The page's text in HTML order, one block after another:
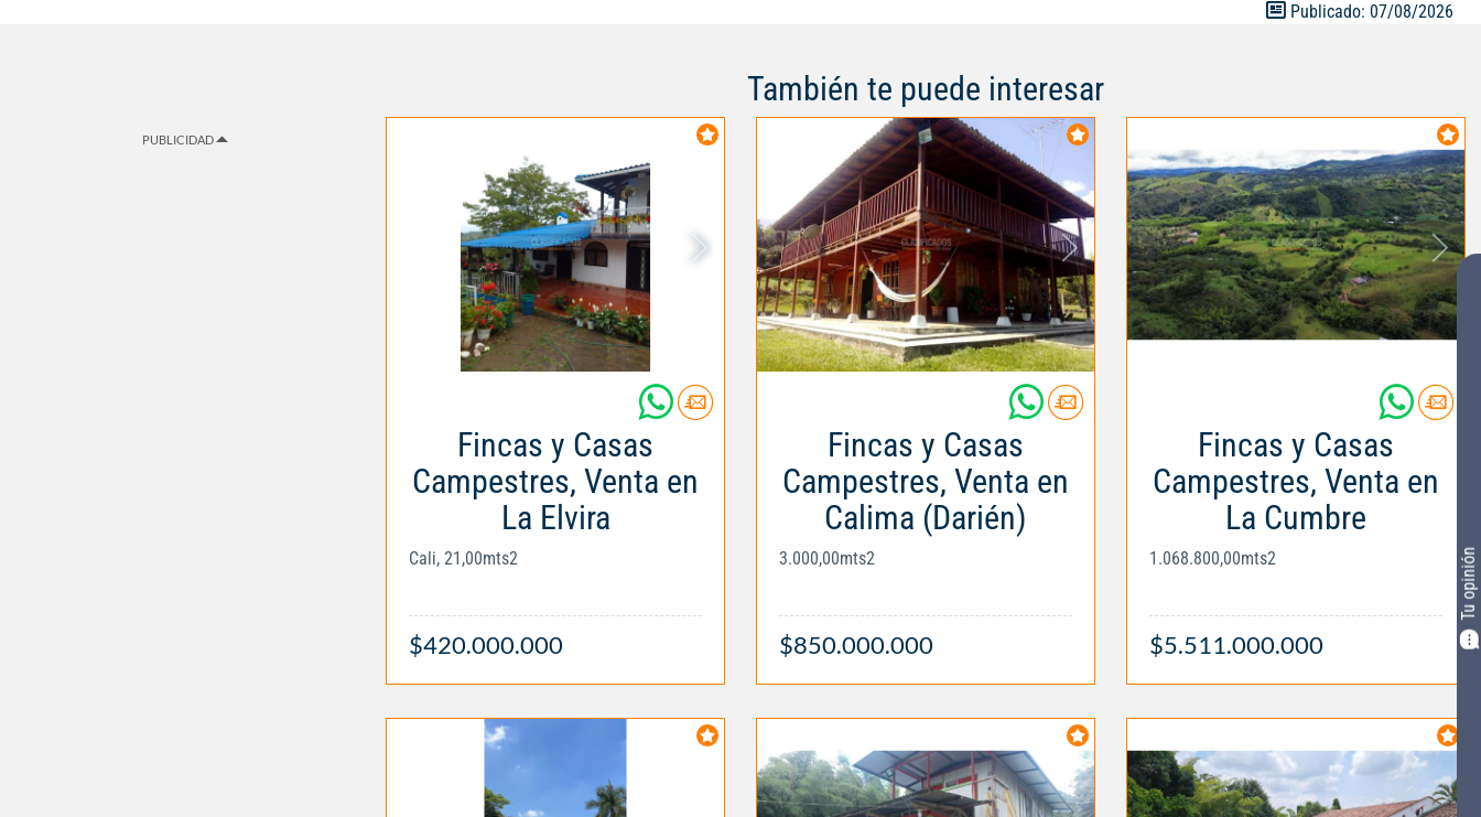
Tu opinión
Publicado: 07/08/2026
PUBLICIDAD
También te puede interesar
Fincas y Casas
Campestres, Venta en
La Elvira
Cali, 21,00mts2
$420.000.000
Fincas y Casas
Campestres, Venta en
Calima (Darién)
3.000,00mts2
$850.000.000
Fincas y Casas
Campestres, Venta en
La Cumbre
1.068.800,00mts2
$5.511.000.000